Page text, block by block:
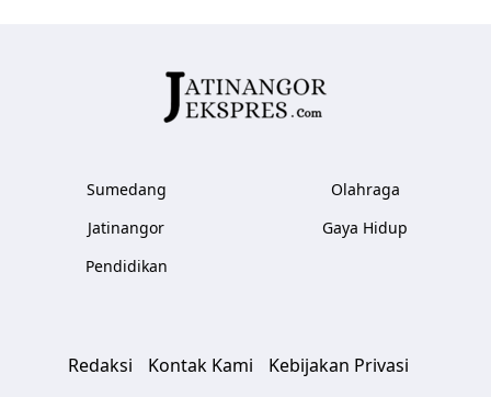
Sumedang
Jatinangor
Pendidikan
Olahraga
Gaya Hidup
Redaksi Kontak Kami
Kebijakan Privasi